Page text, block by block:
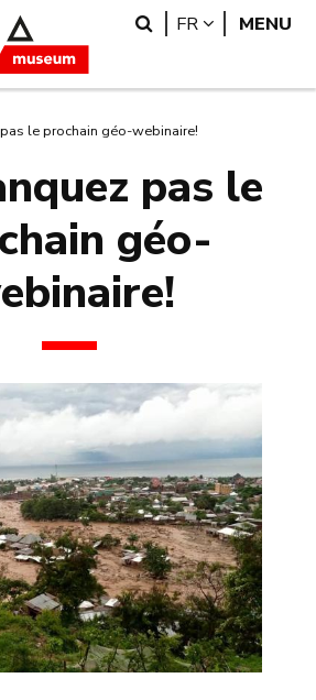
Search
FR LANGUAGE
MENU
le prochain géo-webinaire!
pas le
géo-